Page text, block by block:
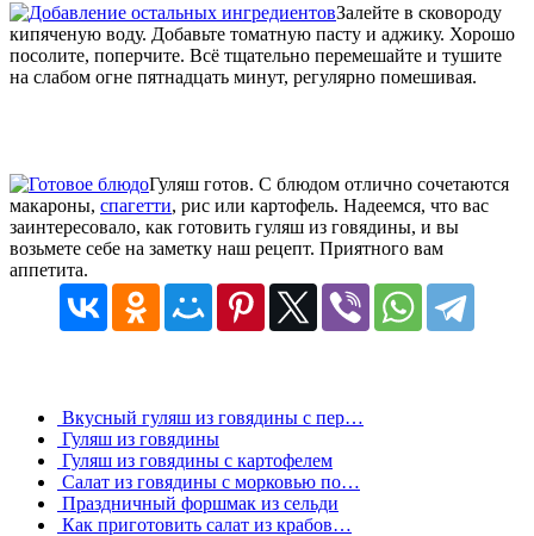
Залейте в сковороду
кипяченую воду. Добавьте томатную пасту и аджику. Хорошо
посолите, поперчите. Всё тщательно перемешайте и тушите
на слабом огне пятнадцать минут, регулярно помешивая.
Гуляш готов. С блюдом отлично сочетаются
макароны, спагетти, рис или картофель. Надеемся, что вас
заинтересовало, как готовить гуляш из говядины, и вы
возьмете себе на заметку наш рецепт. Приятного вам
аппетита.
Вкусный гуляш из говядины с пер…
Гуляш из говядины
Гуляш из говядины с картофелем
Салат из говядины с морковью по…
Праздничный форшмак из сельди
Как приготовить салат из крабов…